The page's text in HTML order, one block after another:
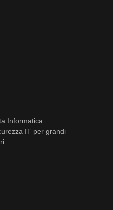
Informatica.
IT per grandi